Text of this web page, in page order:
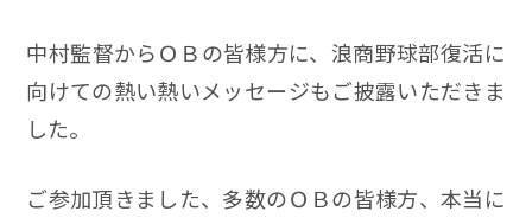
中村監督からＯＢの皆様方に、浪商野球部復活に
向けての熱い熱いメッセージもご披露いただきま
した。
ご参加頂きました、多数のＯＢの皆様方、本当に